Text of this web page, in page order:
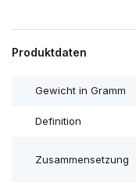
Produktdaten
Gewicht in Gramm
Definition
Zusammensetzung